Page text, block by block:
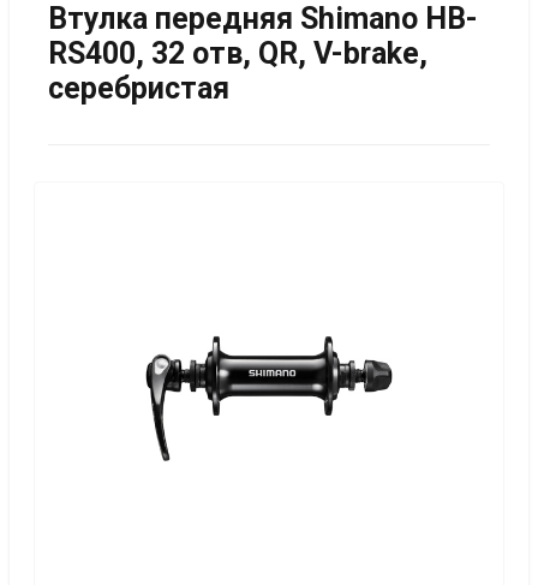
Втулка передняя Shimano HB-
RS400, 32 отв, QR, V-brake,
серебристая